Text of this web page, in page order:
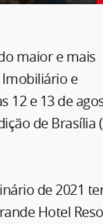
maior e mais
Imobiliário e
12 e 13 de
de Brasília
de 2021
Hotel